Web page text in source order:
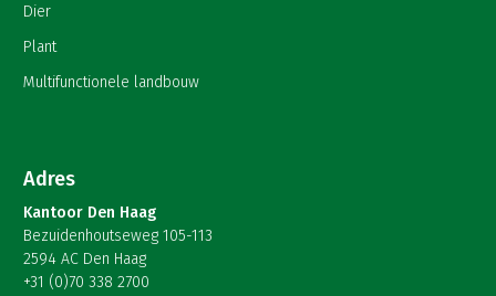
Dier
Plant
Multifunctionele landbouw
Adres
Kantoor Den Haag
Bezuidenhoutseweg 105-113
2594 AC Den Haag
+31 (0)70 338 2700